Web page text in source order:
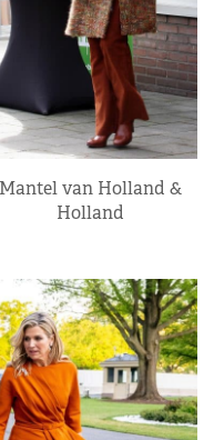
Mantel van Holland &
Holland